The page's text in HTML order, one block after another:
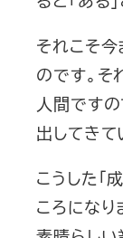
それこそ
のです。そ
人間ですの
出してきて
こうした「
ころになり